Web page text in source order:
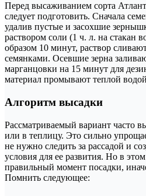
Перед высаживанием сорта
следует подготовить. Сначала
удалив пустые и засохшие
раствором соли (1 ч. л. на стакан
образом 10 минут, раствор
семянками. Осевшие зерна
марганцовки на 15 минут для
материал промывают теплой
Алгоритм высадки
Рассматриваемый вариант часто
или в теплицу. Это сильно
не нужно следить за рассадой и
условия для ее развития. Но в
правильный момент посадки,
Помнить следующее: